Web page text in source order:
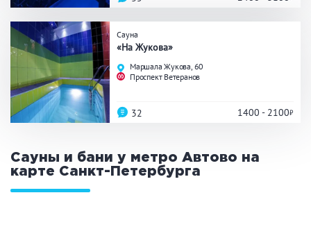
Вместимость
до 10 человек
от 20 человек
Банные услуги
Кедровая бочка
Веники
Парильщик/ банщик
СПА
Сауна
«На Жукова»
Маршала Жукова, 60
Проспект Ветеранов
1400 - 2100
32
Сауны и бани у метро Автово на
карте Санкт-Петербурга